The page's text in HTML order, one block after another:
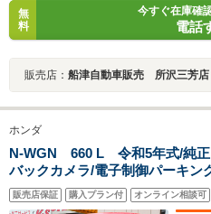
無
料
今すぐ在庫確
電話
販売店： 船津自動車販売 所沢三芳店 ＪＵ
ホンダ
N-WGN 660 L 令和5年式/純正
バックカメラ/電子制御パーキン
コントロール/ソナーセンサー/シ
レーキ/オートエアコン/オートブ
販売店保証 購入プラン付 オンライン相談可